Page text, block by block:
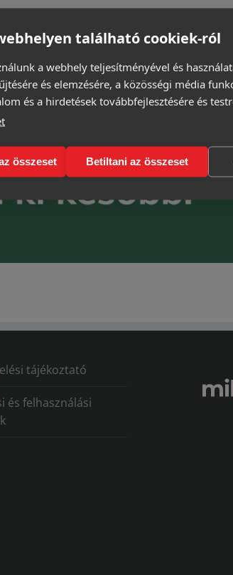
tájékoztató
és felhasználási
található cookiek-ról
a webhely teljesítményével és
és elemzésére, a közösségi média
és a hirdetések továbbfejlesztésére és
összeset Betiltani az összeset